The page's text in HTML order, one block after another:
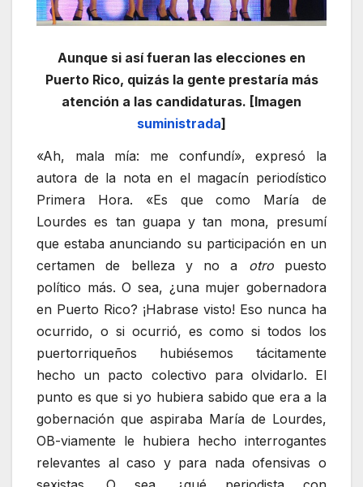
Aunque si así fueran las elecciones en
Puerto Rico, quizás la gente prestaría más
atención a las candidaturas. [Imagen
suministrada]
«Ah, mala mía: me confundí», expresó la
autora de la nota en el magacín periodístico
Primera Hora. «Es que como María de
Lourdes es tan guapa y tan mona, presumí
que estaba anunciando su participación en un
certamen de belleza y no a otropuesto
político más. O sea, ¿una mujer gobernadora
en Puerto Rico? ¡Habrase visto! Eso nunca ha
ocurrido, o si ocurrió, es como si todos los
puertorriqueños hubiésemos tácitamente
hecho un pacto colectivo para olvidarlo. El
punto es que si yo hubiera sabido que era a la
gobernación que aspiraba María de Lourdes,
OB-viamente le hubiera hecho interrogantes
relevantes al caso y para nada ofensivas o